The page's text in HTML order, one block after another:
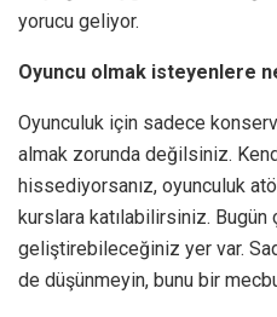
yorucu geliyor.
Oyuncu olmak isteyenlere
Oyunculuk için sadece
almak zorunda değilsiniz.
hissediyorsanız, oyunculuk
kurslara katılabilirsiniz.
geliştirebileceğiniz yer var.
de düşünmeyin, bunu bir